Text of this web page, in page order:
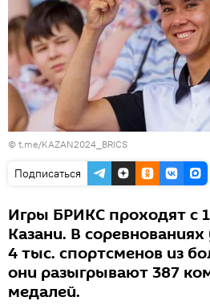
© t.me/KAZAN2024_BRICS
Подписаться
Игры БРИКС проходят с
Казани. В
4 тыс. спортсменов из
они разыгрывают 387
медалей.